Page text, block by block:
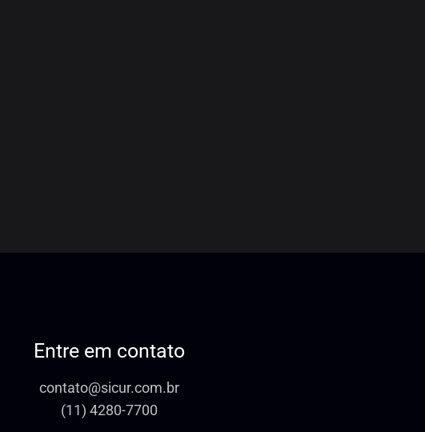
Entre em contato
contato@sicur.com.br
(11) 4280-7700